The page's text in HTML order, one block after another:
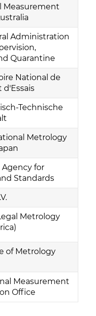
Measurement
Administration
Quarantine
National de
d'Essais
Technische
Metrology
Agency for
Standards
Metrology
of Metrology
Measurement
Office